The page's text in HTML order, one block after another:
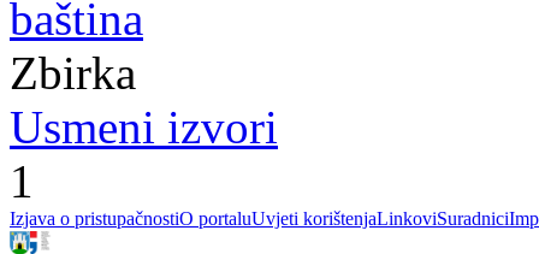
baština
Zbirka
Usmeni izvori
1
Izjava o pristupačnostiO portaluUvjeti korištenjaLinkoviSuradnici